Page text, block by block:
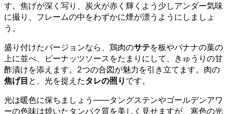
す。焦げが深く写り、炭火が赤く輝くよう少しアンダー気味
に撮り、フレームの中をわずかに煙が漂うようにしましょ
う。
盛り付けたバージョンなら、鶏肉のサテを板やバナナの葉の
上に並べ、ピーナッツソースをたまりにして、きゅうりの甘
酢漬けを添えます。2つの合図が魅力を引き立てます。肉の
焦げ目 と、光を捉えたタレの照り です。
光は暖色に保ちましょう——タングステンやゴールデンアワ
ーの色味は焼いたタンパク質を美しく見せますが、寒色の光